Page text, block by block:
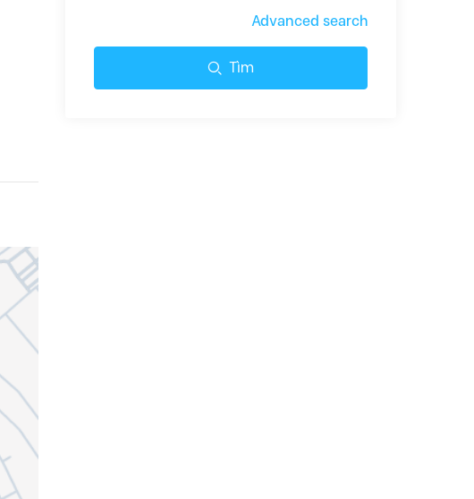
Advanced search
Tìm